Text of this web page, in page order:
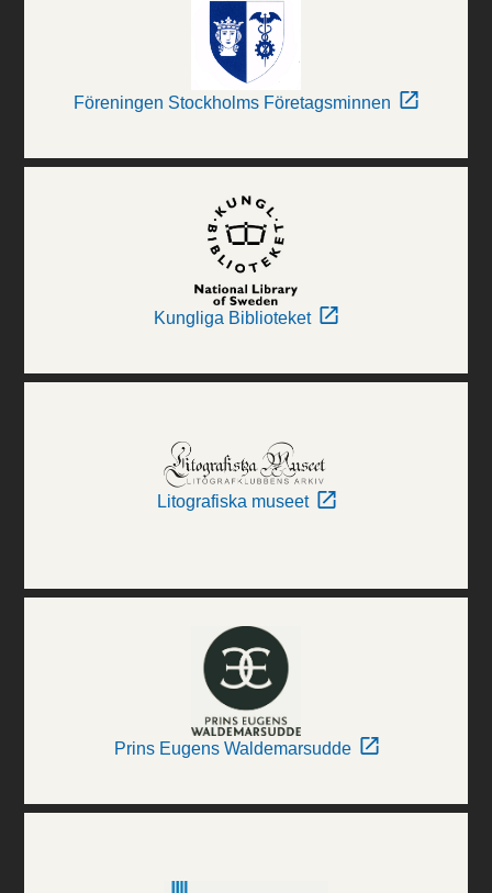
Föreningen Stockholms Företagsminnen
Kungliga Biblioteket
Litografiska museet
Prins Eugens Waldemarsudde